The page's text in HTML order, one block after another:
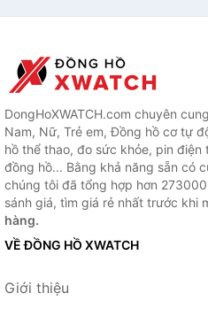
DongHoXWATCH.com chuyên
Nam, Nữ, Trẻ em, Đồng hồ cơ tự
hồ thể thao, đo sức khỏe, pin
đồng hồ... Bằng khả năng sẵn có
chúng tôi đã tổng hợp hơn
sánh giá, tìm giá rẻ nhất trước khi
hàng.
VỀ ĐỒNG HỒ XWATCH
Giới thiệu